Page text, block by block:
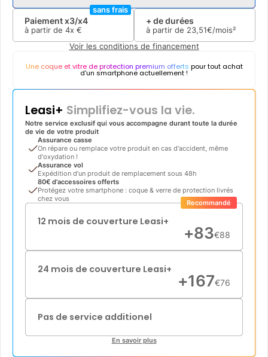
Paiement x3/x4
à partir de 4x €
sans frais
+ de durées
à partir de 23,51€/mois²
Voir les conditions de financement
Une coque et vitre de protection premium offerts pour tout achat
d'un smartphone actuellement !
Leasi+ Simplifiez-vous la vie.
Notre service exclusif qui vous accompagne durant toute la durée
de vie de votre produit
Assurance casse
On répare ou remplace votre produit en cas d'accident, même
d'oxydation !
Assurance vol
Expédition d'un produit de remplacement sous 48h
80€ d'accessoires offerts
Protégez votre smartphone : coque & verre de protection livrés
chez vous
12 mois de couverture Leasi+
+83€88
Recommandé
24 mois de couverture Leasi+
+167€76
Pas de service additionel
En savoir plus